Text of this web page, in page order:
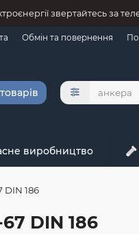
звертайтесь за
Обмін та повернення
виробництво
DIN 186
DIN 186